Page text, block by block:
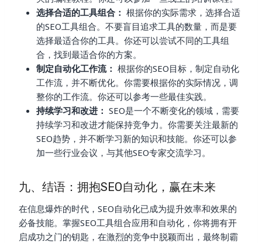
选择合适的工具组合： 根据你的实际需求，选择合适
的SEO工具组合。不要盲目追求工具的数量，而是要
选择最适合你的工具。你还可以尝试不同的工具组
合，找到最适合你的方案。
制定自动化工作流： 根据你的SEO目标，制定自动化
工作流，并不断优化。你需要根据你的实际情况，调
整你的工作流。你还可以参考一些最佳实践。
持续学习和改进： SEO是一个不断变化的领域，需要
持续学习和改进才能保持竞争力。你需要关注最新的
SEO趋势，并不断学习新的知识和技能。你还可以参
加一些行业会议，与其他SEO专家交流学习。
九、结语：拥抱SEO自动化，赢在未来
在信息爆炸的时代，SEO自动化已成为提升效率和效果的
必备技能。掌握SEO工具组合应用和自动化，你将拥有开
启成功之门的钥匙，在激烈的竞争中脱颖而出，最终制霸